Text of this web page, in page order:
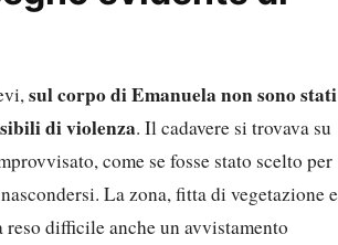
sul corpo di Emanuela non sono stati
di violenza. Il cadavere si trovava su
come se fosse stato scelto per
La zona, fitta di vegetazione e
reso difficile anche un avvistamento